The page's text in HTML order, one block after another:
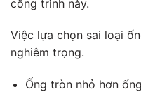
công trình này.
Việc lựa chọn sai loại
nghiêm trọng.
Ống tròn nhỏ hơn